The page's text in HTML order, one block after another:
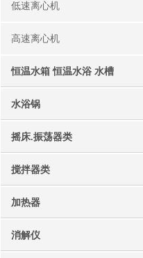
低速离心机
高速离心机
恒温水箱 恒温水浴 水槽
水浴锅
摇床.振荡器类
搅拌器类
加热器
消解仪